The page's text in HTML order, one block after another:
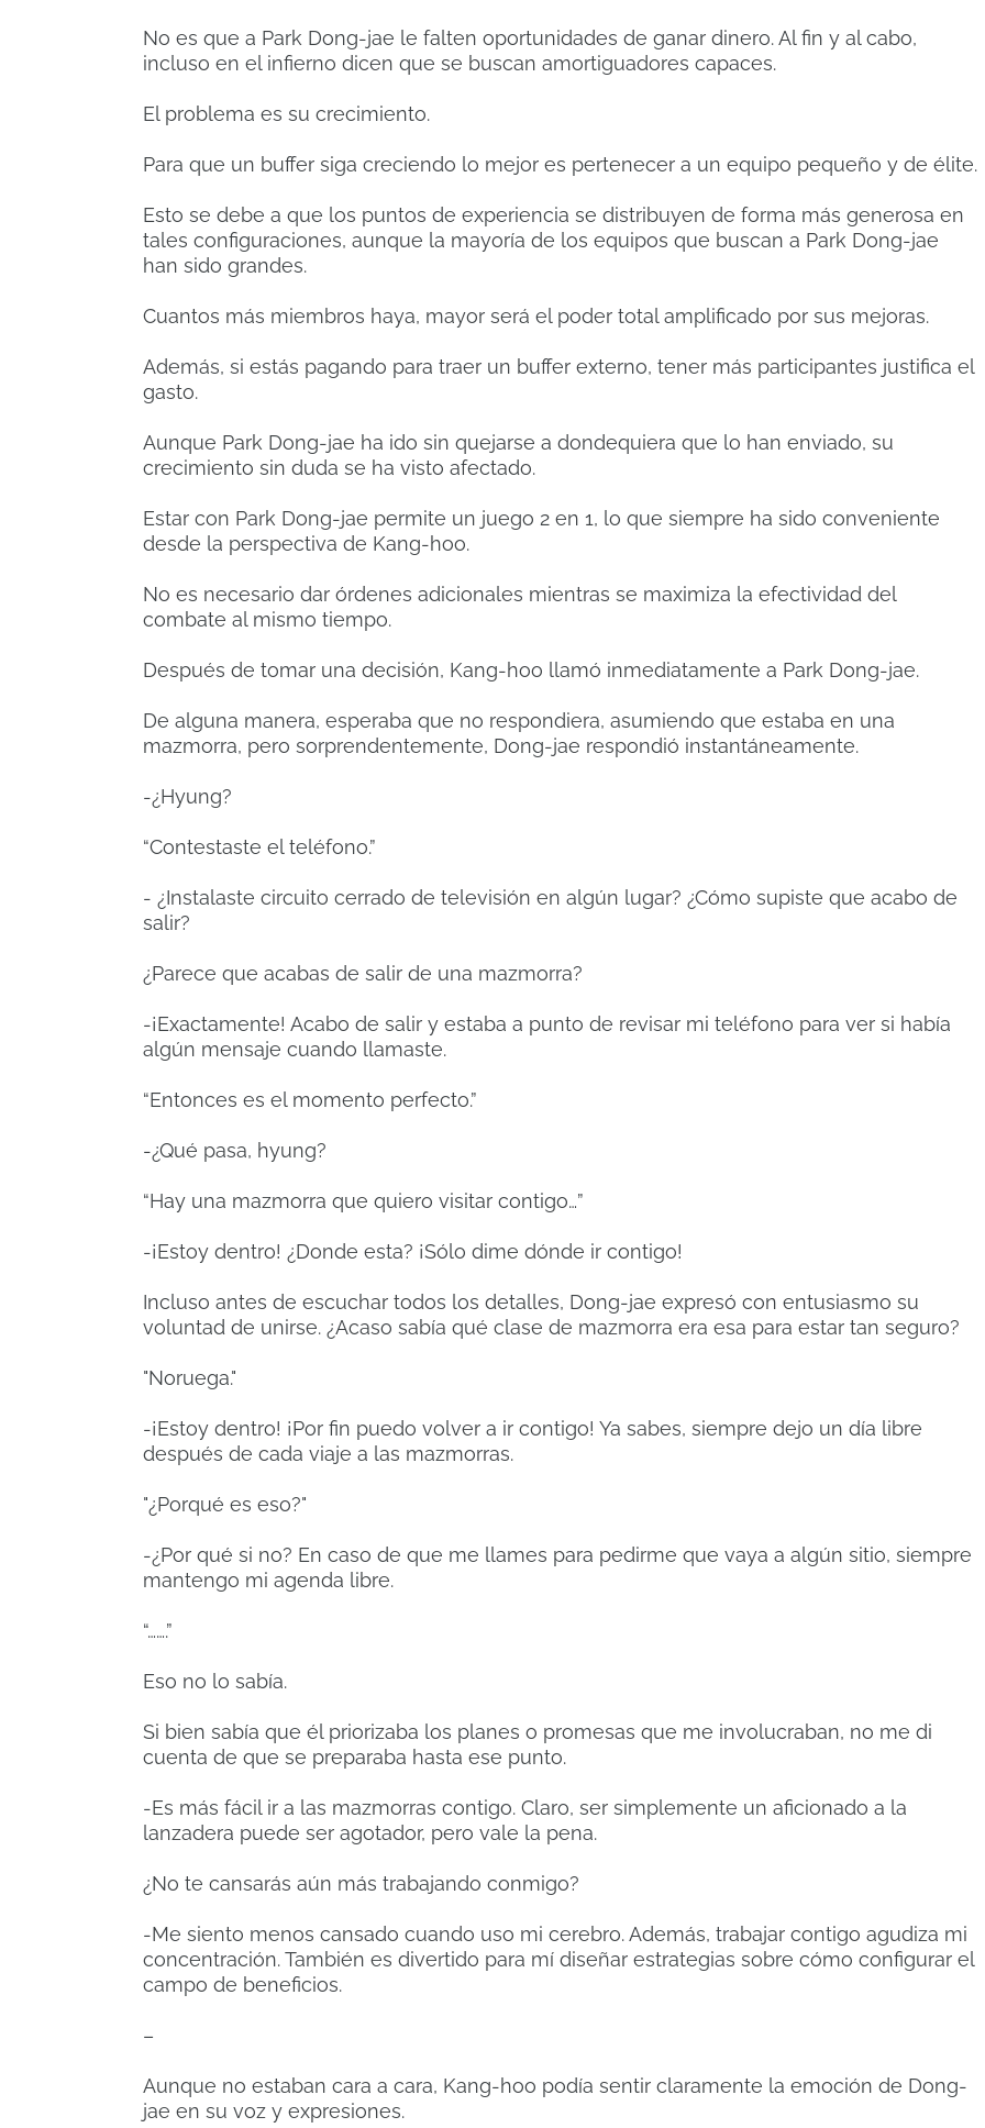
No es que a Park Dong-jae le falten oportunidades de ganar dinero. Al fin y al cabo,
incluso en el infierno dicen que se buscan amortiguadores capaces.
El problema es su crecimiento.
Para que un buffer siga creciendo lo mejor es pertenecer a un equipo pequeño y de élite.
Esto se debe a que los puntos de experiencia se distribuyen de forma más generosa en
tales configuraciones, aunque la mayoría de los equipos que buscan a Park Dong-jae
han sido grandes.
Cuantos más miembros haya, mayor será el poder total amplificado por sus mejoras.
Además, si estás pagando para traer un buffer externo, tener más participantes justifica el
gasto.
Aunque Park Dong-jae ha ido sin quejarse a dondequiera que lo han enviado, su
crecimiento sin duda se ha visto afectado.
Estar con Park Dong-jae permite un juego 2 en 1, lo que siempre ha sido conveniente
desde la perspectiva de Kang-hoo.
No es necesario dar órdenes adicionales mientras se maximiza la efectividad del
combate al mismo tiempo.
Después de tomar una decisión, Kang-hoo llamó inmediatamente a Park Dong-jae.
De alguna manera, esperaba que no respondiera, asumiendo que estaba en una
mazmorra, pero sorprendentemente, Dong-jae respondió instantáneamente.
-¿Hyung?
“Contestaste el teléfono.”
- ¿Instalaste circuito cerrado de televisión en algún lugar? ¿Cómo supiste que acabo de
salir?
¿Parece que acabas de salir de una mazmorra?
-¡Exactamente! Acabo de salir y estaba a punto de revisar mi teléfono para ver si había
algún mensaje cuando llamaste.
“Entonces es el momento perfecto.”
-¿Qué pasa, hyung?
“Hay una mazmorra que quiero visitar contigo…”
-¡Estoy dentro! ¿Donde esta? ¡Sólo dime dónde ir contigo!
Incluso antes de escuchar todos los detalles, Dong-jae expresó con entusiasmo su
voluntad de unirse. ¿Acaso sabía qué clase de mazmorra era esa para estar tan seguro?
"Noruega."
-¡Estoy dentro! ¡Por fin puedo volver a ir contigo! Ya sabes, siempre dejo un día libre
después de cada viaje a las mazmorras.
"¿Porqué es eso?"
-¿Por qué si no? En caso de que me llames para pedirme que vaya a algún sitio, siempre
mantengo mi agenda libre.
“…….”
Eso no lo sabía.
Si bien sabía que él priorizaba los planes o promesas que me involucraban, no me di
cuenta de que se preparaba hasta ese punto.
-Es más fácil ir a las mazmorras contigo. Claro, ser simplemente un aficionado a la
lanzadera puede ser agotador, pero vale la pena.
¿No te cansarás aún más trabajando conmigo?
-Me siento menos cansado cuando uso mi cerebro. Además, trabajar contigo agudiza mi
concentración. También es divertido para mí diseñar estrategias sobre cómo configurar el
campo de beneficios.
–
Aunque no estaban cara a cara, Kang-hoo podía sentir claramente la emoción de Dong-
jae en su voz y expresiones.